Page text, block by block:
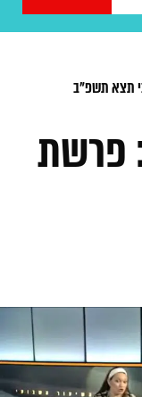
תצא תשפ"ב
פרשת